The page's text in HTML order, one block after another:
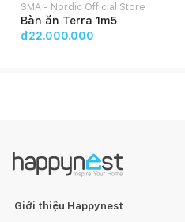
SMA - Nordic Official Store
Bàn ăn Terra 1m5
đ22.000.000
Giới thiệu Happynest